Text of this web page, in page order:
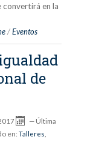
convertirá en la
/Eventos
de
— Última
en: Talleres